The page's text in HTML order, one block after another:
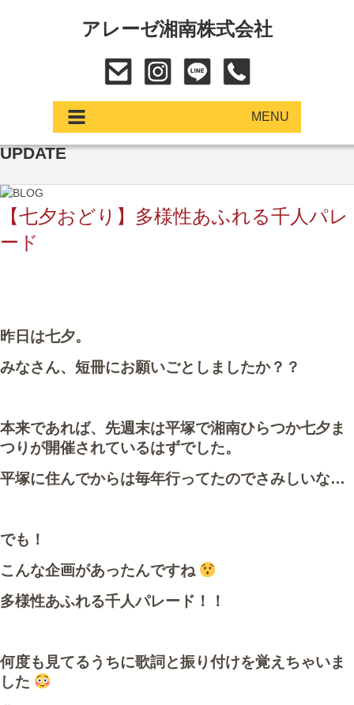
アレーゼ湘南株式会社
MENU
展示車・試乗車
中古車
作業事例
店舗アクセス
UPDATE
【七夕おどり】多様性あふれる千人パレ
ード
昨日は七夕。
みなさん、短冊にお願いごとしましたか？？
本来であれば、先週末は平塚で湘南ひらつか七夕ま
つりが開催されているはずでした。
平塚に住んでからは毎年行ってたのでさみしいな…
でも！
こんな企画があったんですね
多様性あふれる千人パレード！！
何度も見てるうちに歌詞と振り付けを覚えちゃいま
した